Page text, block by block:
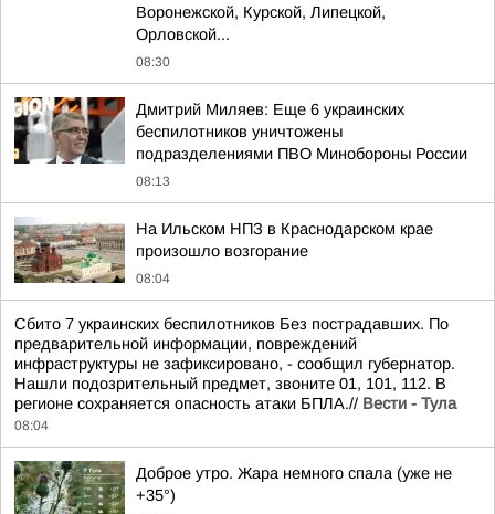
Воронежской, Курской, Липецкой,
Орловской...
08:30
Дмитрий Миляев: Еще 6 украинских
беспилотников уничтожены
подразделениями ПВО Минобороны России
08:13
На Ильском НПЗ в Краснодарском крае
произошло возгорание
08:04
Сбито 7 украинских беспилотников Без пострадавших. По
предварительной информации, повреждений
инфраструктуры не зафиксировано, - сообщил губернатор.
Нашли подозрительный предмет, звоните 01, 101, 112. В
регионе сохраняется опасность атаки БПЛА.// Вести - Тула
08:04
Доброе утро. Жара немного спала (уже не
+35°)